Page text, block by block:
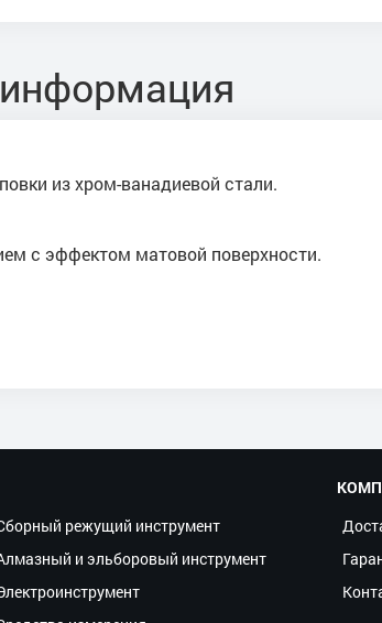
из хром-ванадиевой стали.
с эффектом матовой поверхности.
режущий инструмент
и эльборовый инструмент